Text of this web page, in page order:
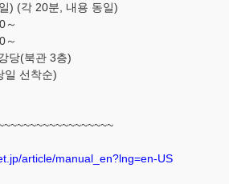
) (각 20분, 내용 동일)
당(북관 3층)
선착순)
article/manual_en?lng=en-US